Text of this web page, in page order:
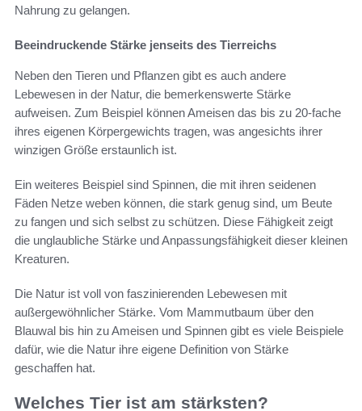
Nahrung zu gelangen.
Beeindruckende Stärke jenseits des Tierreichs
Neben den Tieren und Pflanzen gibt es auch andere
Lebewesen in der Natur, die bemerkenswerte Stärke
aufweisen. Zum Beispiel können Ameisen das bis zu 20-fache
ihres eigenen Körpergewichts tragen, was angesichts ihrer
winzigen Größe erstaunlich ist.
Ein weiteres Beispiel sind Spinnen, die mit ihren seidenen
Fäden Netze weben können, die stark genug sind, um Beute
zu fangen und sich selbst zu schützen. Diese Fähigkeit zeigt
die unglaubliche Stärke und Anpassungsfähigkeit dieser kleinen
Kreaturen.
Die Natur ist voll von faszinierenden Lebewesen mit
außergewöhnlicher Stärke. Vom Mammutbaum über den
Blauwal bis hin zu Ameisen und Spinnen gibt es viele Beispiele
dafür, wie die Natur ihre eigene Definition von Stärke
geschaffen hat.
Welches Tier ist am stärksten?